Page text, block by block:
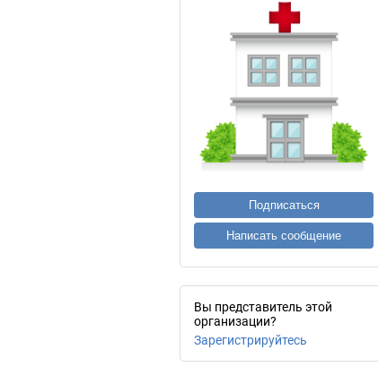
Подписаться
Написать сообщение
Вы представитель этой
организации?
Зарегистрируйтесь